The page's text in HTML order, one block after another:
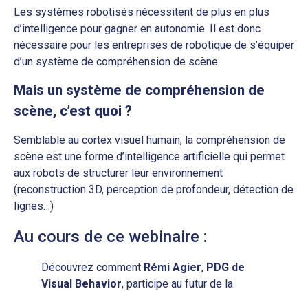
Les systèmes robotisés nécessitent de plus en plus
d’intelligence pour gagner en autonomie. Il est donc
nécessaire pour les entreprises de robotique de s’équiper
d’un système de compréhension de scène.
Mais un système de compréhension de
scène, c’est quoi ?
Semblable au cortex visuel humain, la compréhension de
scène est une forme d’intelligence artificielle qui permet
aux robots de structurer leur environnement
(reconstruction 3D, perception de profondeur, détection de
lignes…)
Au cours de ce webinaire :
Découvrez comment Rémi Agier, PDG de
Visual Behavior, participe au futur de la